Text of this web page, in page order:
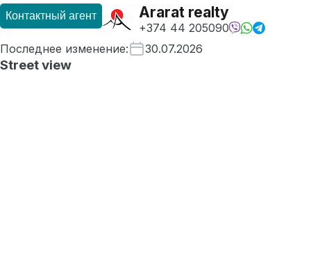
Контактный агент Ararat realty
+374 44 205090
Последнее изменение: 30.07.2026
Street view